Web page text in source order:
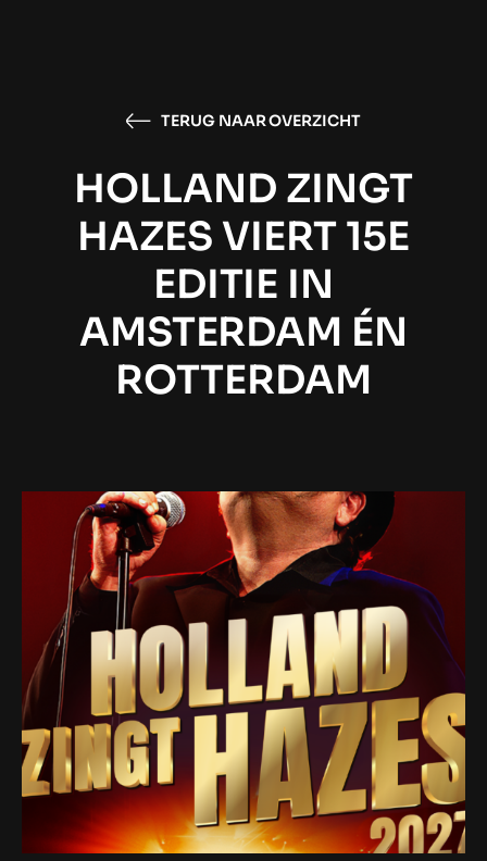
TERUG NAAR OVERZICHT
HOLLAND ZINGT
HAZES VIERT 15E
EDITIE IN
AMSTERDAM ÉN
ROTTERDAM